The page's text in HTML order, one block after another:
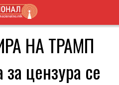
НА ТРАМП
цензура се